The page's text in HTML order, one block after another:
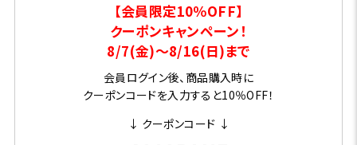
【会員限定10％OFF】
クーポンキャンペーン！
8/7(金)～8/16(日)まで
会員ログイン後、商品購入時に
クーポンコードを入力すると10％OFF！
↓ クーポンコード ↓